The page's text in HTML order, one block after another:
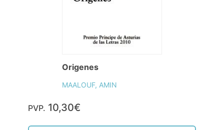
Origenes
MAALOUF, AMIN
PVP. 10,30€